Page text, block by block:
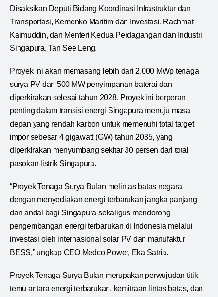
Disaksikan Deputi Bidang Koordinasi Infrastruktur dan
Transportasi, Kemenko Maritim dan Investasi, Rachmat
Kaimuddin, dan Menteri Kedua Perdagangan dan Industri
Singapura, Tan See Leng.
Proyek ini akan memasang lebih dari 2.000 MWp tenaga
surya PV dan 500 MW penyimpanan baterai dan
diperkirakan selesai tahun 2028. Proyek ini berperan
penting dalam transisi energi Singapura menuju masa
depan yang rendah karbon untuk memenuhi total target
impor sebesar 4 gigawatt (GW) tahun 2035, yang
diperkirakan menyumbang sekitar 30 persen dari total
pasokan listrik Singapura.
“Proyek Tenaga Surya Bulan melintas batas negara
dengan menyediakan energi terbarukan jangka panjang
dan andal bagi Singapura sekaligus mendorong
pengembangan energi terbarukan di Indonesia melalui
investasi oleh internasional solar PV dan manufaktur
BESS,” ungkap CEO Medco Power, Eka Satria.
Proyek Tenaga Surya Bulan merupakan perwujudan titik
temu antara energi terbarukan, kemitraan lintas batas, dan